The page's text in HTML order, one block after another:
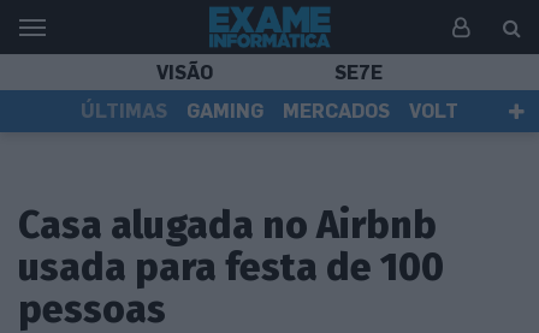
VISÃO
SE7E
ÚLTIMAS
GAMING MERCADOS
VOLT
Casa alugada no Airbnb
usada para festa de 100
pessoas